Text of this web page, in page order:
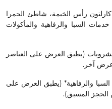
رأس الخيمة، شاطئ الحمرا
البالغة 20% على خدمات السبا والرفاهية والمأكولات
والمشروبات (يطبق العرض على العناصر
عرض آخر.
السبا والرفاهية* (يطبق العرض على
الحجز المسبق).